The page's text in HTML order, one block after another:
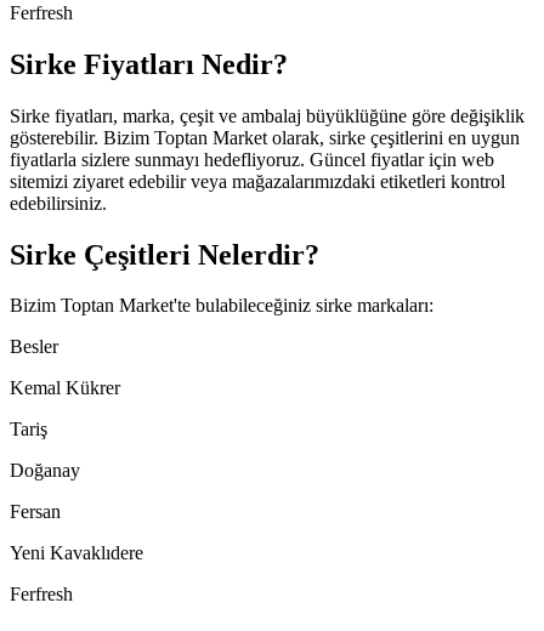
Ferfresh
Sirke Fiyatları Nedir?
Sirke fiyatları, marka, çeşit ve ambalaj büyüklüğüne göre değişiklik
gösterebilir. Bizim Toptan Market olarak, sirke çeşitlerini en uygun
fiyatlarla sizlere sunmayı hedefliyoruz. Güncel fiyatlar için web
sitemizi ziyaret edebilir veya mağazalarımızdaki etiketleri kontrol
edebilirsiniz.
Sirke Çeşitleri Nelerdir?
Bizim Toptan Market'te bulabileceğiniz sirke markaları:
Besler
Kemal Kükrer
Tariş
Doğanay
Fersan
Yeni Kavaklıdere
Ferfresh